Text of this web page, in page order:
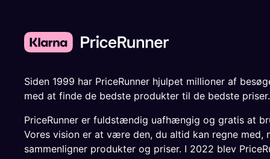
Siden 1999 har PriceRunner hjulpet millioner af
med at finde de bedste produkter til de bedste priser.
PriceRunner er fuldstændig uafhængig og gratis at
Vores vision er at være den, du altid kan regne med,
sammenligner produkter og priser. I 2022 blev